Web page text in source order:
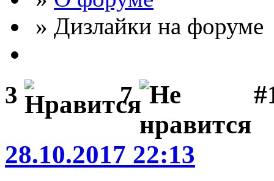
» Дизлайки на форуме
3 7
28.10.2017 22:13